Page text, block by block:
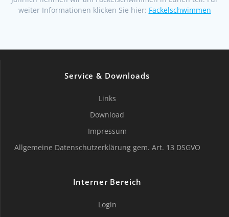
weiter Informationen klicken Sie hier: Fackelschwimmen
Service & Downloads
Links
Download
Impressum
Allgemeine Datenschutzerklärung gem. Art. 13 DSGVO
Interner Bereich
Login